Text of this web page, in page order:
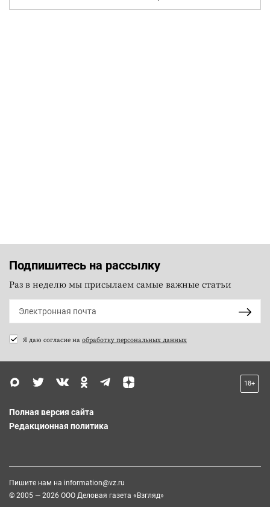
Подпишитесь на рассылку
Раз в неделю мы присылаем самые важные статьи
Я даю согласие на обработку персональных данных
18+
Полная версия сайта
Редакционная политика
Пишите нам на information@vz.ru
© 2005 — 2026 ООО Деловая газета «Взгляд»